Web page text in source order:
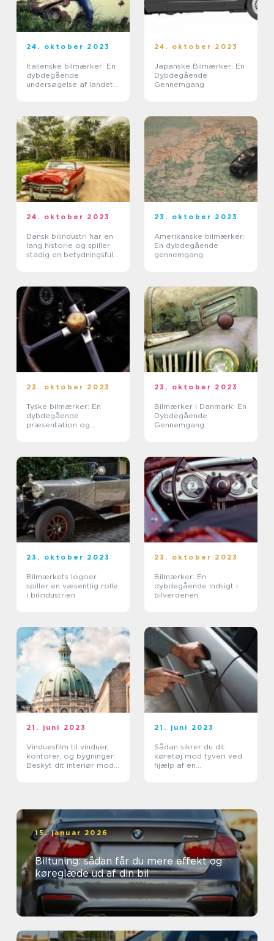
24. oktober 2023
Italienske bilmærker: En
dybdegående
undersøgelse af landets
24. oktober 2023
Japanske Bilmærker: En
Dybdegående
Gennemgang
24. oktober 2023
Dansk bilindustri har en
lang historie og spiller
stadig en betydningsfuld
23. oktober 2023
Amerikanske bilmærker:
En dybdegående
gennemgang
23. oktober 2023
Tyske bilmærker: En
dybdegående
præsentation og
23. oktober 2023
Bilmærker i Danmark: En
Dybdegående
Gennemgang
23. oktober 2023
Bilmærkets logoer
spiller en væsentlig rolle
i bilindustrien
23. oktober 2023
Bilmærker: En
dybdegående indsigt i
bilverdenen
21. juni 2023
Vinduesfilm til vinduer,
kontorer, og bygninger:
Beskyt dit interiør mod
21. juni 2023
Sådan sikrer du dit
køretøj mod tyveri ved
hjælp af en
15. januar 2026
Biltuning: sådan får du mere effekt og
køreglæde ud af din bil